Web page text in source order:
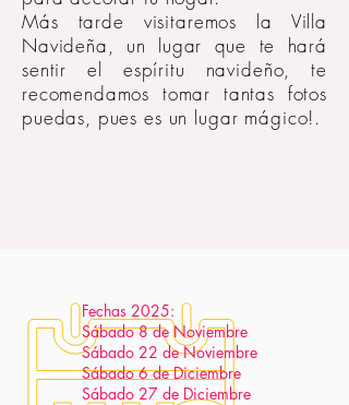
Más tarde visitaremos la Villa
Navideña, un lugar que te hará
sentir el espíritu navideño, te
recomendamos tomar tantas fotos
puedas, pues es un lugar mágico!.
Fechas 2025:
Sábado 8 de Noviembre
Sábado 22 de Noviembre
Sábado 6 de Diciembre
Sábado 27 de Diciembre